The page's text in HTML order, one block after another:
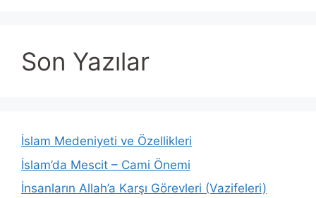
Son Yazılar
İslam Medeniyeti ve Özellikleri
İslam’da Mescit – Cami Önemi
İnsanların Allah’a Karşı Görevleri (Vazifeleri)